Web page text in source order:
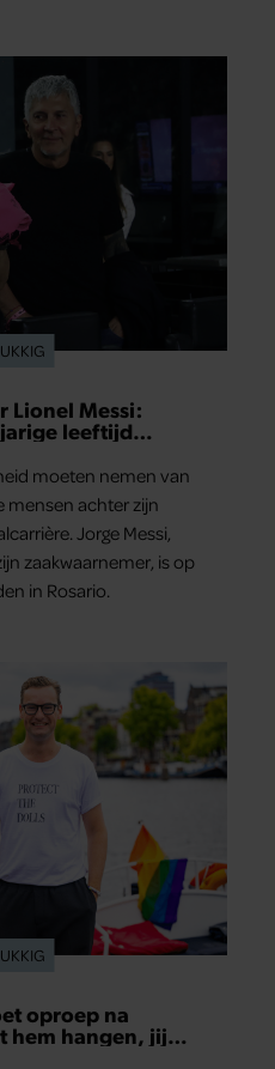
Lionel Messi:
leeftijd
moeten nemen van
mensen achter zijn
Jorge Messi,
zaakwaarnemer, is op
in Rosario.
oproep na
hem hangen, jij